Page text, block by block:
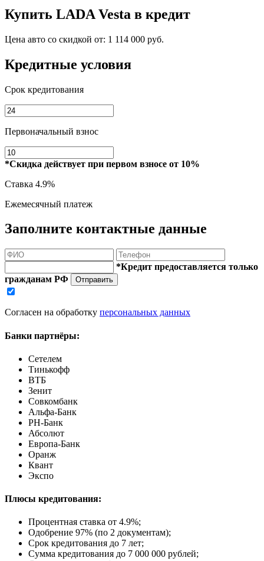
Купить LADA Vesta в кредит
Цена авто со скидкой от: 1 114 000 руб.
Кредитные условия
Срок кредитования
Первоначальный взнос
*Скидка действует при первом взносе от 10%
Ставка 4.9%
Ежемесячный платеж
Заполните контактные данные
*Кредит предоставляется только
гражданам РФ
Отправить
Согласен на обработку персональных данных
Банки партнёры:
Сетелем
Тинькофф
ВТБ
Зенит
Совкомбанк
Альфа-Банк
РН-Банк
Абсолют
Европа-Банк
Оранж
Квант
Экспо
Плюсы кредитования:
Процентная ставка от 4.9%;
Одобрение 97% (по 2 документам);
Срок кредитования до 7 лет;
Сумма кредитования до 7 000 000 рублей;